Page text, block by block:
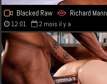
Blacked Raw Richard Mann
12:01 2 mois il y a